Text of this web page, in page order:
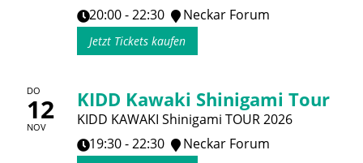
20:00 - 22:30
Neckar Forum
Jetzt Tickets kaufen
DO
12
NOV
KIDD Kawaki Shinigami Tour
KIDD KAWAKI Shinigami TOUR 2026
19:30 - 22:30
Neckar Forum